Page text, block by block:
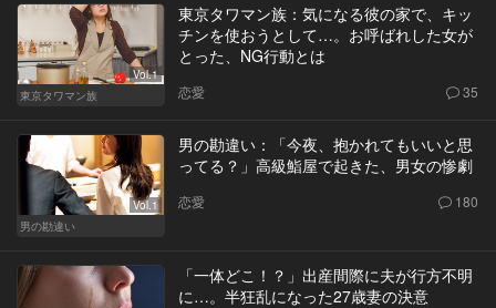
Vol.1
東京タワマン族
東京タワマン族：気になる彼の家で、キッ
チンを使おうとして…。お呼ばれした女が
とった、NG行動とは
恋愛 35
Vol.1
男の勘違い
男の勘違い：「今夜、抱かれてもいいと思
ってる？」高級鮨屋で起きた、男女の惨劇
恋愛 180
「一体どこ！？」出産間際に夫が行方不明
に…。半狂乱になった27歳妻の決意